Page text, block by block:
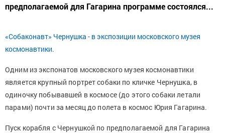
предполагаемой для Гагарина программе состоялся...
«Собаконавт» Чернушка - в экспозиции московского музея
космонавтики.
Одним из экспонатов московского музея космонавтики
является крупный портрет собаки по кличке Чернушка, в
одиночку побывавшей в космосе (до этого собаки летали
парами) почти за месяц до полета в космос Юрия Гагарина.
Пуск корабля с Чернушкой по предполагаемой для Гагарина